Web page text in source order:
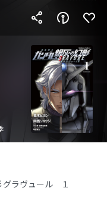
グラヴュール １